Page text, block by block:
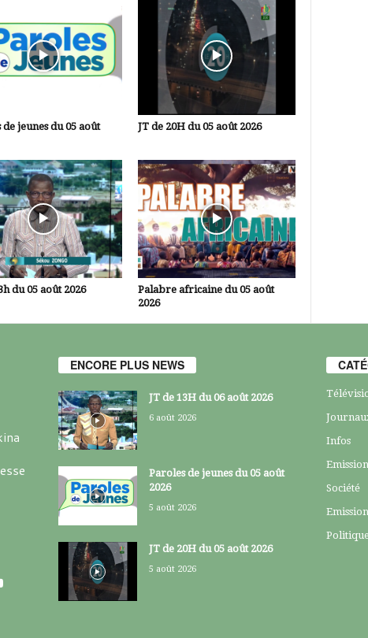
de jeunes du 05 août
JT de 20H du 05 août 2026
du 05 août 2026
Palabre africaine du 05 août
2026
ENCORE PLUS NEWS
JT de 13H du 06 août 2026
6 août 2026
Paroles de jeunes du 05 août
2026
5 août 2026
JT de 20H du 05 août 2026
5 août 2026
Infos
Société